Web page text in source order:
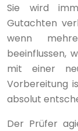
Sie wird
Gutachten
wenn
beeinflussen,
mit einer
Vorbereitung
absolut
Der Prüfer